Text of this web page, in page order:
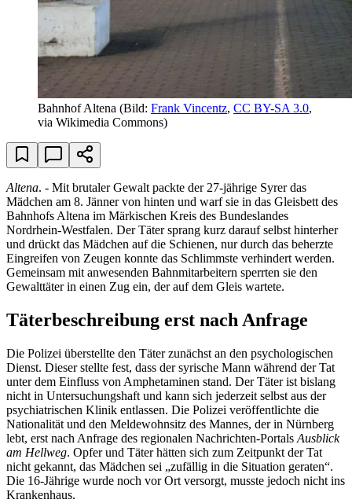
Bahnhof Altena (Bild: Frank Vincentz, CC BY-SA 3.0,
via Wikimedia Commons)
Altena. - Mit brutaler Gewalt packte der 27-jährige Syrer das
Mädchen am 8. Jänner von hinten und warf sie in das Gleisbett des
Bahnhofs Altena im Märkischen Kreis des Bundeslandes
Nordrhein-Westfalen. Der Täter sprang kurz darauf selbst hinterher
und drückt das Mädchen auf die Schienen, nur durch das beherzte
Eingreifen von Zeugen konnte das Schlimmste verhindert werden.
Gemeinsam mit anwesenden Bahnmitarbeitern sperrten sie den
Gewalttäter in einen Zug ein, der auf dem Gleis wartete.
Täterbeschreibung erst nach Anfrage
Die Polizei überstellte den Täter zunächst an den psychologischen
Dienst. Dieser stellte fest, dass der syrische Mann während der Tat
unter dem Einfluss von Amphetaminen stand. Der Täter ist bislang
nicht in Untersuchungshaft und kann sich jederzeit selbst aus der
psychiatrischen Klinik entlassen. Die Polizei veröffentlichte die
Nationalität und den Meldewohnsitz des Mannes, der in Nürnberg
lebt, erst nach Anfrage des regionalen Nachrichten-Portals Ausblick
am Hellweg. Opfer und Täter hätten sich zum Zeitpunkt der Tat
nicht gekannt, das Mädchen sei „zufällig in die Situation geraten“.
Die 16-Jährige wurde noch vor Ort versorgt, musste jedoch nicht ins
Krankenhaus.